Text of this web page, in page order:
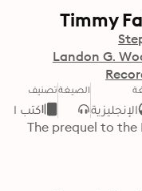
Timmy
Landon G.
الإنجليزية
الصيغةتصنيف
كتب
The prequel to the New York Times best-selling series